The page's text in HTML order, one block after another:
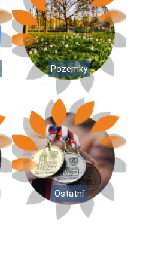
Pozemky
Ostatní